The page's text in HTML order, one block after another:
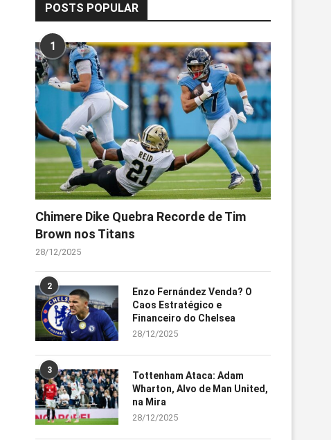
POSTS POPULAR
1
Chimere Dike Quebra Recorde de Tim
Brown nos Titans
28/12/2025
2
Enzo Fernández Venda? O
Caos Estratégico e
Financeiro do Chelsea
28/12/2025
3
Tottenham Ataca: Adam
Wharton, Alvo de Man United,
na Mira
28/12/2025